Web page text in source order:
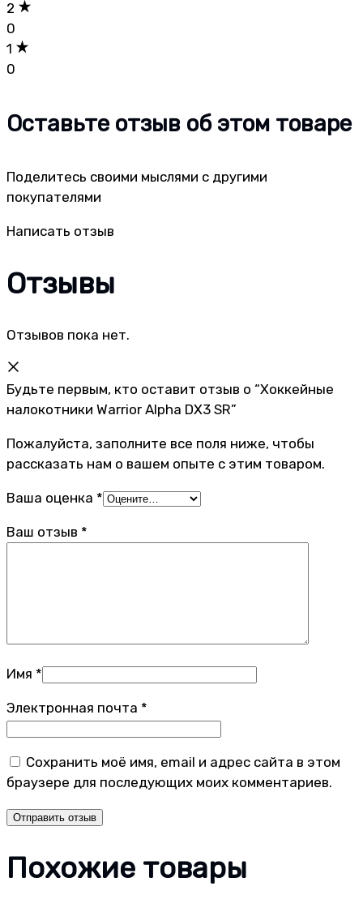
2
0
1
0
Оставьте отзыв об этом товаре
Поделитесь своими мыслями с другими
покупателями
Написать отзыв
Отзывы
Отзывов пока нет.
Будьте первым, кто оставит отзыв о “Хоккейные
налокотники Warrior Alpha DX3 SR”
Пожалуйста, заполните все поля ниже, чтобы
рассказать нам о вашем опыте с этим товаром.
Ваша оценка *
Ваш отзыв *
Имя *
Электронная почта *
Сохранить моё имя, email и адрес сайта в этом
браузере для последующих моих комментариев.
Похожие товары